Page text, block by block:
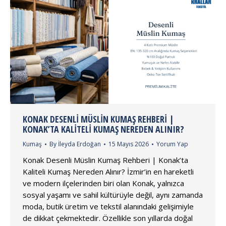
KONAK DESENLI MÜSLIN KUMAŞ REHBERI |
KONAK’TA KALITELI KUMAŞ NEREDEN ALINIR?
Kumaş By İleyda Erdoğan 15 Mayıs 2026 Yorum Yap
Konak Desenli Müslin Kumaş Rehberi | Konak’ta
Kaliteli Kumaş Nereden Alınır? İzmir’in en hareketli
ve modern ilçelerinden biri olan Konak, yalnızca
sosyal yaşamı ve sahil kültürüyle değil, aynı zamanda
moda, butik üretim ve tekstil alanındaki gelişimiyle
de dikkat çekmektedir. Özellikle son yıllarda doğal